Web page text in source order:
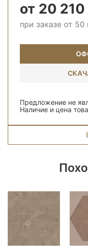
от 20
при заказе от 50
Предложение не
Наличие и цена